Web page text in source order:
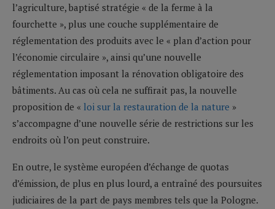
l’agriculture, baptisé stratégie « de la ferme à la
fourchette », plus une couche supplémentaire de
réglementation des produits avec le « plan d’action pour
l’économie circulaire », ainsi qu’une nouvelle
réglementation imposant la rénovation obligatoire des
bâtiments. Au cas où cela ne suffirait pas, la nouvelle
proposition de « loi sur la restauration de la nature »
s’accompagne d’une nouvelle série de restrictions sur les
endroits où l’on peut construire.
En outre, le système européen d’échange de quotas
d’émission, de plus en plus lourd, a entraîné des poursuites
judiciaires de la part de pays membres tels que la Pologne.